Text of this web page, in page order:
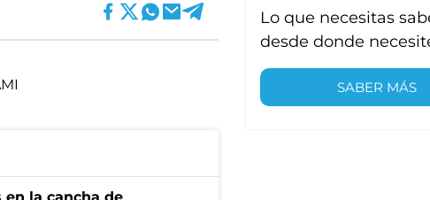
Lo que necesitas
desde donde
SABER MÁS